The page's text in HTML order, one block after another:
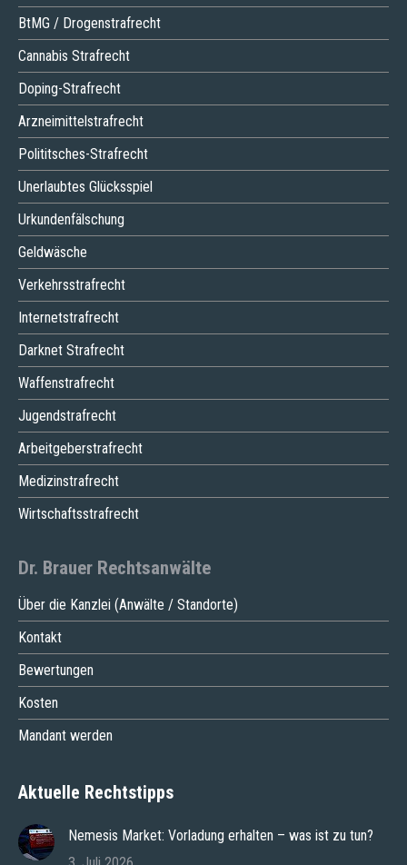
BtMG / Drogenstrafrecht
Cannabis Strafrecht
Doping-Strafrecht
Arzneimittelstrafrecht
Polititsches-Strafrecht
Unerlaubtes Glücksspiel
Urkundenfälschung
Geldwäsche
Verkehrsstrafrecht
Internetstrafrecht
Darknet Strafrecht
Waffenstrafrecht
Jugendstrafrecht
Arbeitgeberstrafrecht
Medizinstrafrecht
Wirtschaftsstrafrecht
Dr. Brauer Rechtsanwälte
Über die Kanzlei (Anwälte / Standorte)
Kontakt
Bewertungen
Kosten
Mandant werden
Aktuelle Rechtstipps
Nemesis Market: Vorladung erhalten – was ist zu tun?